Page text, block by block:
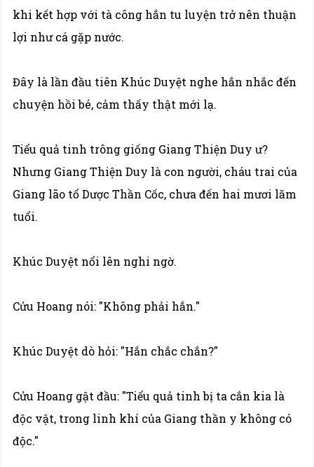
khi kết hợp với tà công hắn tu luyện trở nên thuận
lợi như cá gặp nước.
Đây là lần đầu tiên Khúc Duyệt nghe hắn nhắc đến
chuyện hồi bé, cảm thấy thật mới lạ.
Tiểu quả tinh trông giống Giang Thiện Duy ư?
Nhưng Giang Thiện Duy là con người, cháu trai của
Giang lão tổ Dược Thần Cốc, chưa đến hai mươi lăm
tuổi.
Khúc Duyệt nổi lên nghi ngờ.
Cửu Hoang nói: "Không phải hắn."
Khúc Duyệt dò hỏi: "Hắn chắc chắn?"
Cửu Hoang gật đầu: "Tiểu quả tinh bị ta cắn kia là
độc vật, trong linh khí của Giang thần y không có
độc."